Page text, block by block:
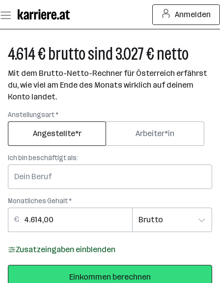
Seiteninhalt
springen
Anmelden
4.614 € brutto sind 3.027 € netto
Mit dem Brutto-Netto-Rechner für Österreich erfährst
du, wie viel am Ende des Monats wirklich auf deinem
Konto landet.
Anstellungsart *
Angestellte*r Arbeiter*in
Ich bin beschäftigt als:
Monatliches Gehalt *
Zusatzeingaben einblenden
Einkommen berechnen